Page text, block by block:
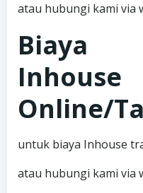
atau hubungi kami via
Biaya
Online/
untuk biaya Inhouse
atau hubungi kami via